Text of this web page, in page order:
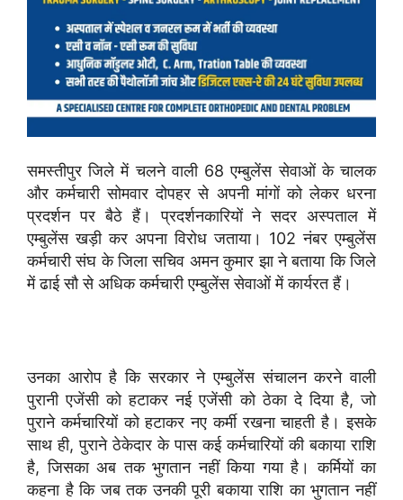
समस्तीपुर जिले में चलने वाली 68 एम्बुलेंस सेवाओं के चालक
और कर्मचारी सोमवार दोपहर से अपनी मांगों को लेकर धरना
प्रदर्शन पर बैठे हैं। प्रदर्शनकारियों ने सदर अस्पताल में
एम्बुलेंस खड़ी कर अपना विरोध जताया। 102 नंबर एम्बुलेंस
कर्मचारी संघ के जिला सचिव अमन कुमार झा ने बताया कि जिले
में ढाई सौ से अधिक कर्मचारी एम्बुलेंस सेवाओं में कार्यरत हैं।
उनका आरोप है कि सरकार ने एम्बुलेंस संचालन करने वाली
पुरानी एजेंसी को हटाकर नई एजेंसी को ठेका दे दिया है, जो
पुराने कर्मचारियों को हटाकर नए कर्मी रखना चाहती है। इसके
साथ ही, पुराने ठेकेदार के पास कई कर्मचारियों की बकाया राशि
है, जिसका अब तक भुगतान नहीं किया गया है। कर्मियों का
कहना है कि जब तक उनकी पूरी बकाया राशि का भुगतान नहीं